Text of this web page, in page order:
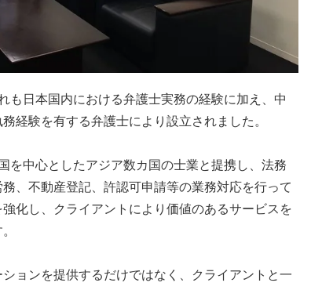
も日本国内における弁護士実務の経験に加え、中
経験を有する弁護士により設立されました。
を中心としたアジア数カ国の士業と提携し、法務
、不動産登記、許認可申請等の業務対応を行って
化し、クライアントにより価値のあるサービスを
ョンを提供するだけではなく、クライアントと一